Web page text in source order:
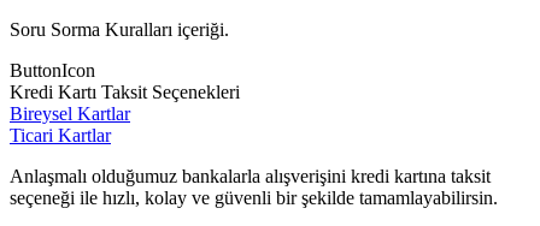
Soru Sorma Kuralları içeriği.
ButtonIcon
Kredi Kartı Taksit Seçenekleri
Bireysel Kartlar
Ticari Kartlar
Anlaşmalı olduğumuz bankalarla alışverişini kredi kartına taksit
seçeneği ile hızlı, kolay ve güvenli bir şekilde tamamlayabilirsin.